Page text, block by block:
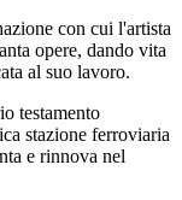
con cui l'artista
opere, dando vita
al suo lavoro.
testamento
stazione ferroviaria
e rinnova nel